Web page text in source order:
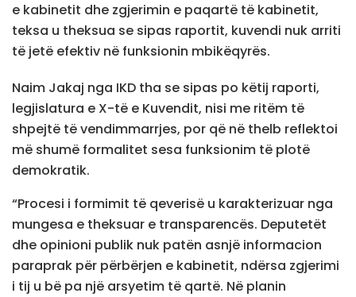
e kabinetit dhe zgjerimin e paqartë të kabinetit,
teksa u theksua se sipas raportit, kuvendi nuk arriti
të jetë efektiv në funksionin mbikëqyrës.
Naim Jakaj nga IKD tha se sipas po këtij raporti,
legjislatura e X-të e Kuvendit, nisi me ritëm të
shpejtë të vendimmarrjes, por që në thelb reflektoi
më shumë formalitet sesa funksionim të plotë
demokratik.
“Procesi i formimit të qeverisë u karakterizuar nga
mungesa e theksuar e transparencës. Deputetët
dhe opinioni publik nuk patën asnjë informacion
paraprak për përbërjen e kabinetit, ndërsa zgjerimi
i tij u bë pa një arsyetim të qartë. Në planin